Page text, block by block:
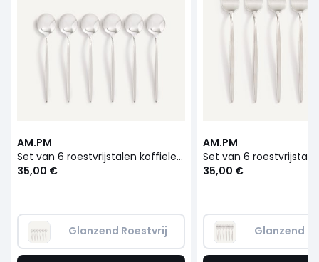
AM.PM
Set van 6 roestvrijstalen koffielepels, NAGI
35,00 €
Glanzend Roestvrij
AM.PM
35,00 €
Glanzend